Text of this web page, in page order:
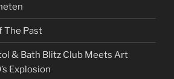
The Past
& Bath Blitz Club Meets Art
Explosion